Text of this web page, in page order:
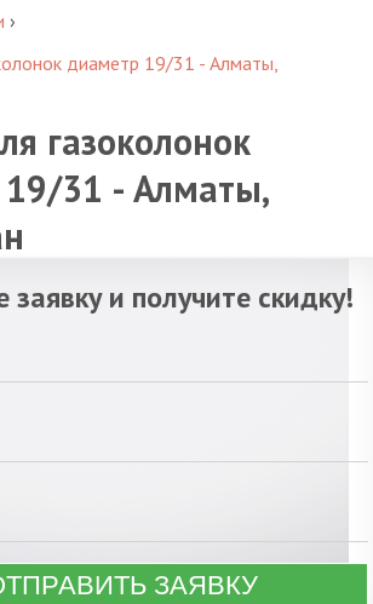
›
диаметр 19/31 - Алматы,
газоколонок
31 - Алматы,
заявку и получите скидку!